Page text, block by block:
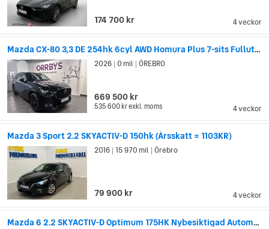
4 veckor
174 700 kr
Mazda CX-80 3,3 DE 254hk 6cyl AWD Homura Plus 7-sits Fullutrustad
4 veckor
2026 0 mil ÖREBRO
669 500 kr
535 600 krexkl. moms
Mazda 3 Sport 2.2 SKYACTIV-D 150hk (Årsskatt = 1103KR)
4 veckor
2016 15 970 mil Örebro
79 900 kr
Mazda 6 2.2 SKYACTIV-D Optimum 175HK Nybesiktigad Automat Drag